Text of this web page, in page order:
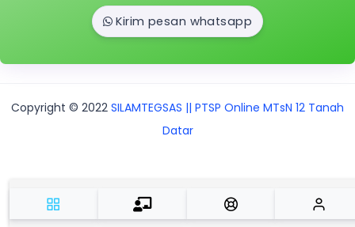
Kirim pesan whatsapp
Copyright © 2022 SILAMTEGSAS || PTSP Online MTsN 12 Tanah
Datar